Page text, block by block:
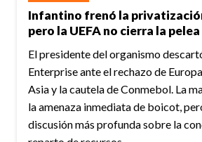
Infantino frenó la
pero la UEFA no cierra la
El presidente del organismo
Enterprise ante el rechazo de
Asia y la cautela de Conmebol. La
la amenaza inmediata de boicot,
discusión más profunda sobre la